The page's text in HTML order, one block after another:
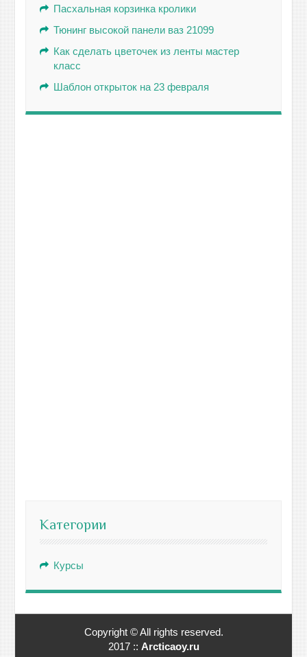
Пасхальная корзинка кролики
Тюнинг высокой панели ваз 21099
Как сделать цветочек из ленты мастер
класс
Шаблон открыток на 23 февраля
Категории
Курсы
Copyright © All rights reserved.
2017 :: Arcticaoy.ru